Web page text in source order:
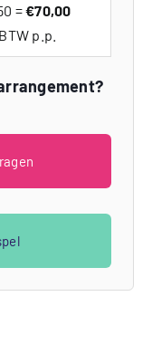
=€70,00
p.p.